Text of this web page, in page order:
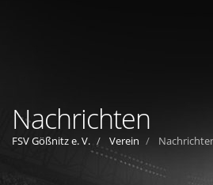
Nachrichten
FSV Gößnitz e. V. Verein